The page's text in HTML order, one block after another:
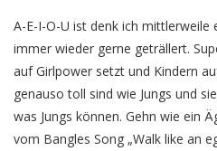
A-E-I-O-U ist denk ich mittlerweile
immer wieder gerne geträllert.
auf Girlpower setzt und Kindern
genauso toll sind wie Jungs und
was Jungs können. Gehn wie ein
vom Bangles Song „Walk like an